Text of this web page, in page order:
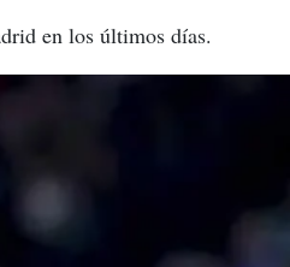
en los últimos días.